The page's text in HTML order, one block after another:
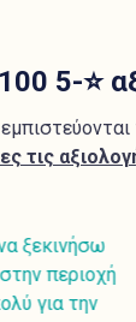
5-⭐
τις
από